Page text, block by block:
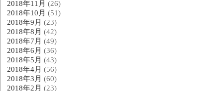
2018年11月 (26)
2018年10月 (51)
2018年9月 (23)
2018年8月 (42)
2018年7月 (49)
2018年6月 (36)
2018年5月 (43)
2018年4月 (56)
2018年3月 (60)
2018年2月 (23)